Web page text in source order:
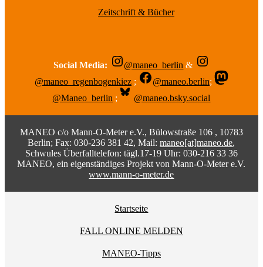
Zeitschrift & Bücher
Social Media: @maneo_berlin &
@maneo_regenbogenkiez ; @maneo.berlin;
@Maneo_berlin ; @maneo.bsky.social
MANEO c/o Mann-O-Meter e.V., Bülowstraße 106 , 10783
Berlin; Fax: 030-236 381 42, Mail:maneo[at]maneo.de,
Schwules Überfalltelefon: tägl.17-19 Uhr: 030-216 33 36
MANEO, ein eigenständiges Projekt von Mann-O-Meter e.V.
www.mann-o-meter.de
Startseite
FALL ONLINE MELDEN
MANEO-Tipps